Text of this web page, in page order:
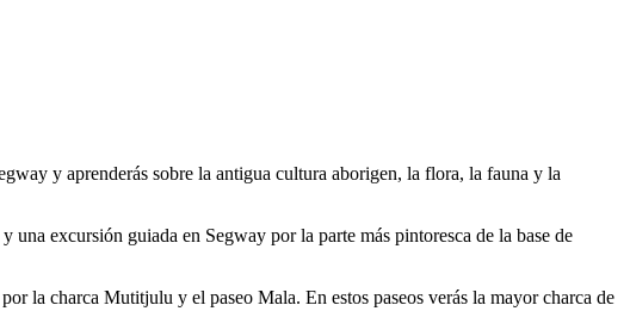
y aprenderás sobre la antigua cultura aborigen, la flora, la fauna y la
excursión guiada en Segway por la parte más pintoresca de la base de
la charca Mutitjulu y el paseo Mala. En estos paseos verás la mayor charca de